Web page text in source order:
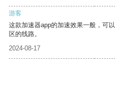
游客
这款加速器app的加速效果一般，可
区的线路。
2024-08-17